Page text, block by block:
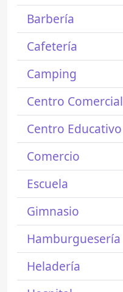
Barbería
Cafetería
Camping
Centro Comercial
Centro Educativo
Comercio
Escuela
Gimnasio
Hamburguesería
Heladería